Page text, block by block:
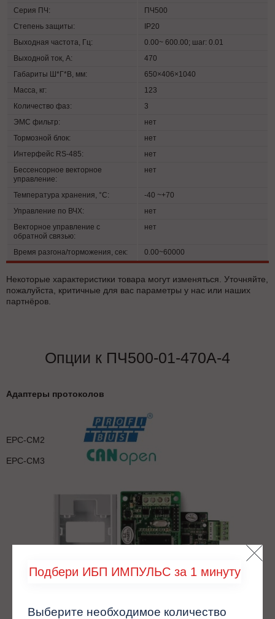
Серия ПЧ:
ПЧ500
Степень защиты:
IP20
Выходная частота, Гц:
0.00~ 600.00; шаг: 0.01
Выходной ток, А:
470
Габариты Ш*Г*В, мм:
650×406×1040
Масса, кг:
123
Количество фаз:
3
ЭМС фильтр:
нет
Тормозной блок:
нет
Интерфейс RS-485:
нет
Бессенсорное векторное
управление:
нет
Температура хранения, °C:
-40 ~+70
Управление по ВЧХ:
нет
Векторное управление с
обратной связью:
нет
Время разгона/торможения, сек: 0.00~60000
Некоторые характеристики товара могут изменяться. Уточняйте,
пожалуйста, критичные для вас параметры у нас или наших
партнёров.
Опции к ПЧ500-01-470А-4
Адаптеры протоколов
EPC-CM2
EPC-CM3
Подбери ИБП ИМПУЛЬС за 1 минуту
Выберите необходимое количество